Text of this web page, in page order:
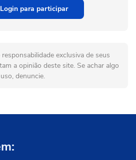
para participar
exclusiva de seus
a opinião deste site. Se achar algo
denuncie.